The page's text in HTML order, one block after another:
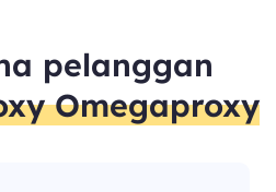
pelanggan
Omegaproxy